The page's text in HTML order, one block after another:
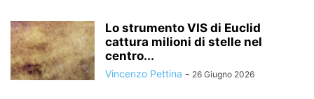
Lo strumento VIS di Euclid
cattura milioni di stelle nel
centro...
Vincenzo Pettina - 26 Giugno 2026